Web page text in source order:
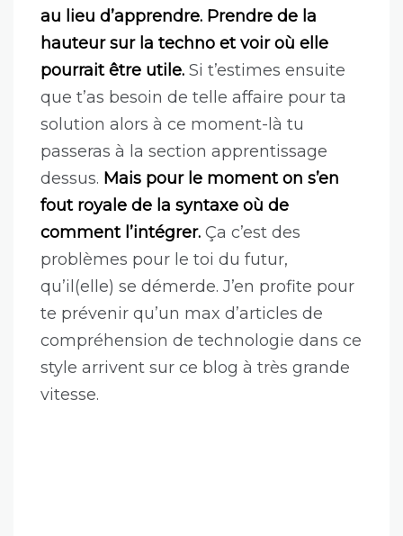
au lieu d’apprendre. Prendre de la
hauteur sur la techno et voir où elle
pourrait être utile. Si t’estimes ensuite
que t’as besoin de telle affaire pour ta
solution alors à ce moment-là tu
passeras à la section apprentissage
dessus. Mais pour le moment on s’en
fout royale de la syntaxe où de
comment l’intégrer. Ça c’est des
problèmes pour le toi du futur,
qu’il(elle) se démerde. J’en profite pour
te prévenir qu’un max d’articles de
compréhension de technologie dans ce
style arrivent sur ce blog à très grande
vitesse.